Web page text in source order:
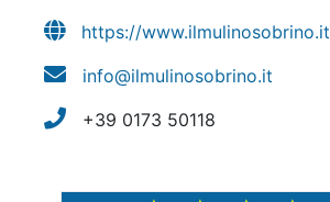
https://www.ilmulinosobrino.it
info@ilmulinosobrino.it
+39 0173 50118